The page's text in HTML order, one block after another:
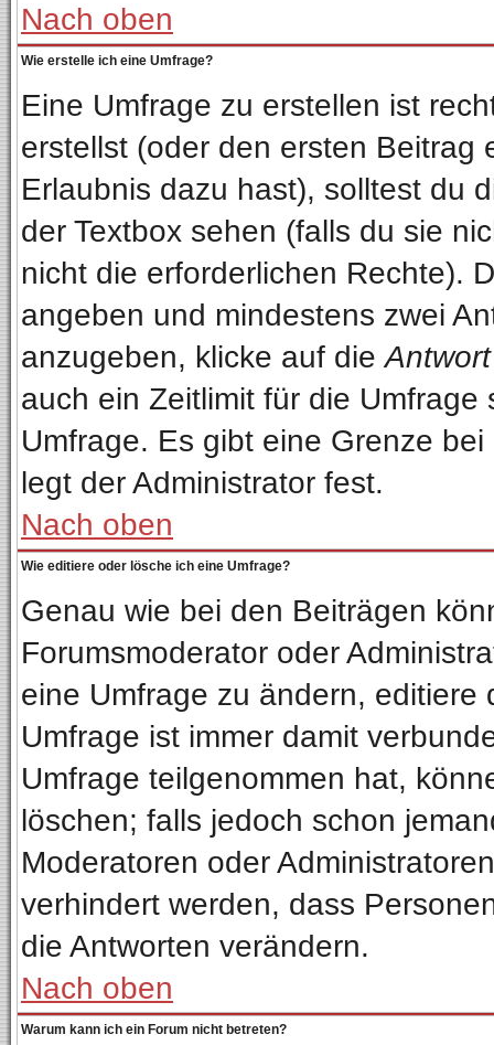
Nach oben
Wie erstelle ich eine Umfrage?
Eine Umfrage zu erstellen ist
erstellst (oder den ersten Beitrag
Erlaubnis dazu hast), solltest du
der Textbox sehen (falls du sie
nicht die erforderlichen Rechte).
angeben und mindestens zwei
anzugeben, klicke auf die
auch ein Zeitlimit für die
Umfrage. Es gibt eine Grenze
legt der Administrator fest.
Nach oben
Wie editiere oder lösche ich eine Umfrage?
Genau wie bei den Beiträgen
Forumsmoderator oder
eine Umfrage zu ändern,
Umfrage ist immer damit
Umfrage teilgenommen hat,
löschen; falls jedoch schon
Moderatoren oder
verhindert werden, dass
die Antworten verändern.
Nach oben
Warum kann ich ein Forum nicht betreten?